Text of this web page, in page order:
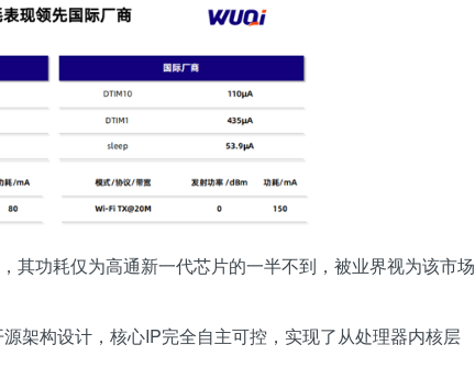
其功耗仅为高通新一代芯片的一半不到，被业界视为该市场
架构设计，核心IP完全自主可控，实现了从处理器内核层